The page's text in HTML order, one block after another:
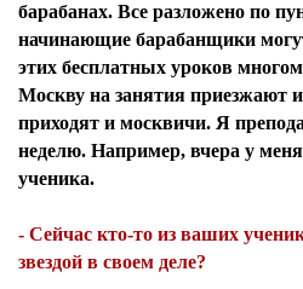
барабанах. Все разложено по
начинающие барабанщики
этих бесплатных уроков
Москву на занятия приезжают
приходят и москвичи. Я
неделю. Например, вчера у
ученика.
- Сейчас кто-то из ваших
звездой в своем деле?